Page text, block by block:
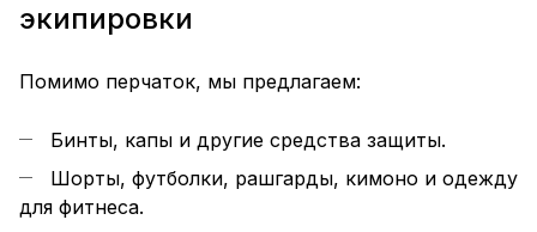
экипировки
Помимо перчаток, мы предлагаем:
Бинты, капы и другие средства защиты.
Шорты, футболки, рашгарды, кимоно и одежду
для фитнеса.